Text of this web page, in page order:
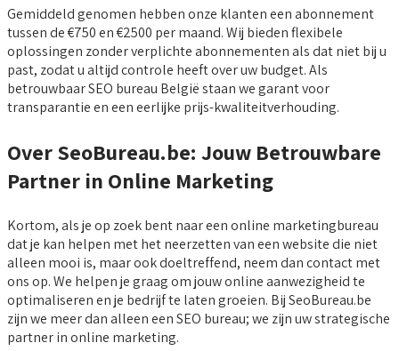
Gemiddeld genomen hebben onze klanten een abonnement
tussen de €750 en €2500 per maand. Wij bieden flexibele
oplossingen zonder verplichte abonnementen als dat niet bij u
past, zodat u altijd controle heeft over uw budget. Als
betrouwbaar SEO bureau België staan we garant voor
transparantie en een eerlijke prijs-kwaliteitverhouding.
Over SeoBureau.be: Jouw Betrouwbare
Partner in Online Marketing
Kortom, als je op zoek bent naar een online marketingbureau
dat je kan helpen met het neerzetten van een website die niet
alleen mooi is, maar ook doeltreffend, neem dan contact met
ons op. We helpen je graag om jouw online aanwezigheid te
optimaliseren en je bedrijf te laten groeien. Bij SeoBureau.be
zijn we meer dan alleen een SEO bureau; we zijn uw strategische
partner in online marketing.